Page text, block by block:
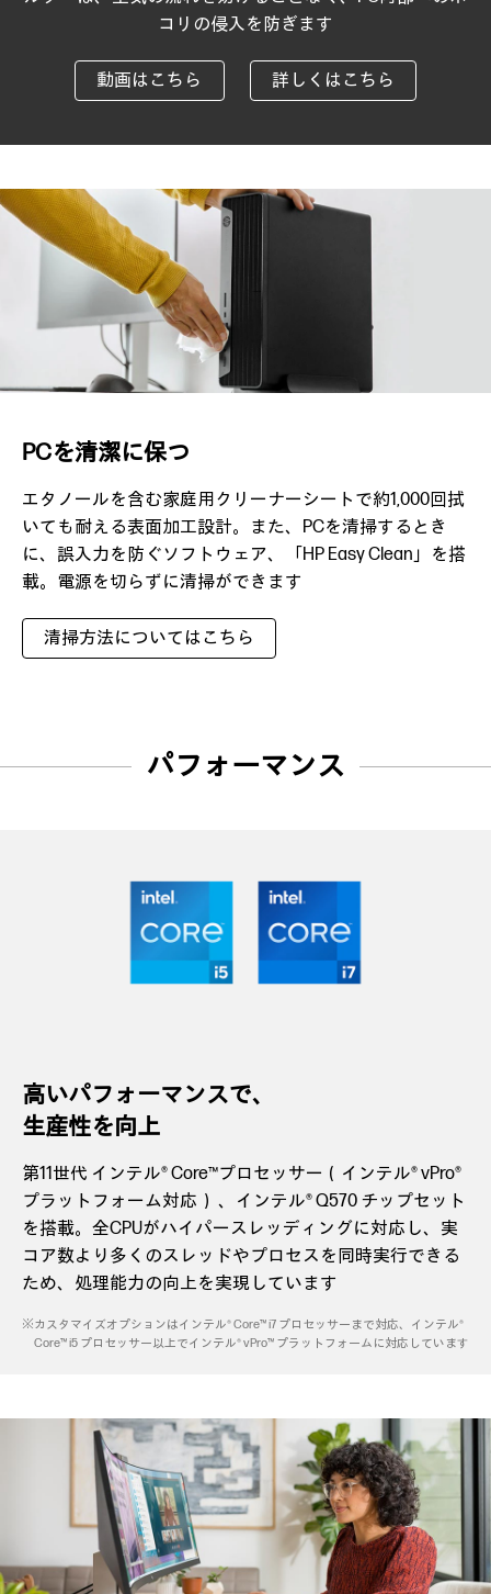
コリの侵入を防ぎます
動画はこちら 詳しくはこちら
PCを清潔に保つ
エタノールを含む家庭用クリーナーシートで約1,000回拭
いても耐える表面加工設計。また、PCを清掃するとき
に、誤入力を防ぐソフトウェア、「HP Easy Clean」を搭
載。電源を切らずに清掃ができます
清掃方法についてはこちら
パフォーマンス
高いパフォーマンスで、
生産性を向上
第11世代 インテル® Core™プロセッサー（インテル® vPro®
プラットフォーム対応） 、インテル® Q570 チップセット
を搭載。全CPUがハイパースレッディングに対応し、実
コア数より多くのスレッドやプロセスを同時実行できる
ため、処理能力の向上を実現しています
※カスタマイズオプションはインテル® Core™ i7 プロセッサーまで対応、インテル®
Core™ i5 プロセッサー以上でインテル® vPro™ プラットフォームに対応しています